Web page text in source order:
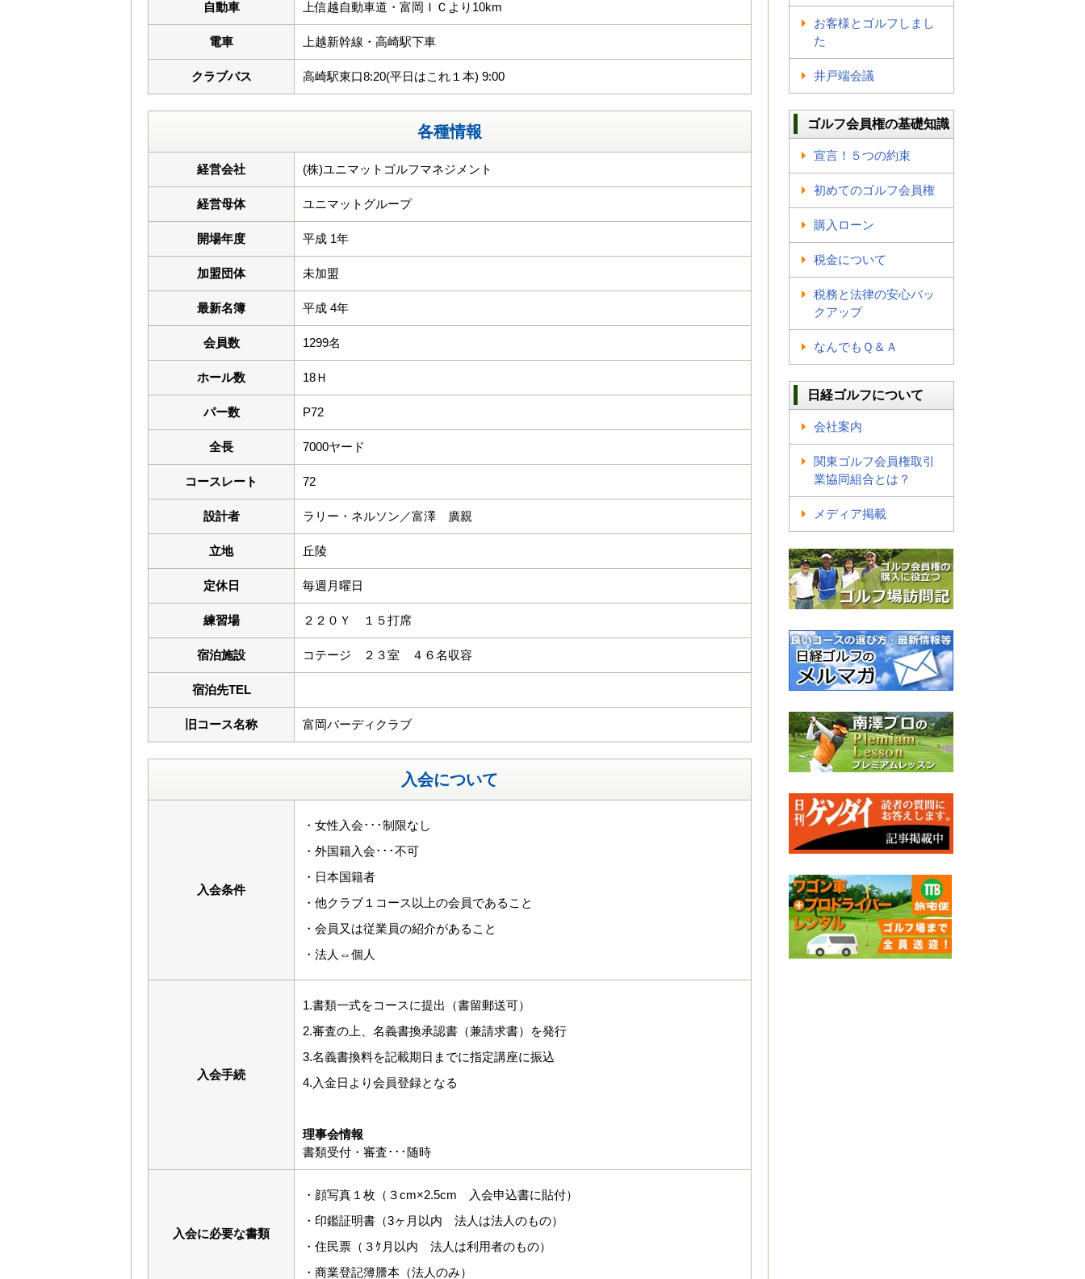
自動車 上信越自動車道・富岡ＩＣより10km
電車 上越新幹線・高崎駅下車
クラブバス 高崎駅東口8:20(平日はこれ１本) 9:00
各種情報
経営会社 (株)ユニマットゴルフマネジメント
経営母体 ユニマットグループ
開場年度 平成 1年
加盟団体 未加盟
最新名簿 平成 4年
会員数 1299名
ホール数 18Ｈ
パー数 P72
全長 7000ヤード
コースレート 72
設計者 ラリー・ネルソン／富澤 廣親
立地 丘陵
定休日 毎週月曜日
練習場 ２２０Ｙ １５打席
宿泊施設 コテージ ２３室 ４６名収容
宿泊先TEL
旧コース名称 富岡バーディクラブ
入会について
入会条件
・女性入会･･･制限なし
・外国籍入会･･･不可
・日本国籍者
・他クラブ１コース以上の会員であること
・会員又は従業員の紹介があること
・法人⇔個人
入会手続
1.書類一式をコースに提出（書留郵送可）
2.審査の上、名義書換承認書（兼請求書）を発行
3.名義書換料を記載期日までに指定講座に振込
4.入金日より会員登録となる
理事会情報
書類受付・審査･･･随時
入会に必要な書類
・顔写真１枚（３cm×2.5cm 入会申込書に貼付）
・印鑑証明書（3ヶ月以内 法人は法人のもの）
・住民票（３ｹ月以内 法人は利用者のもの）
・商業登記簿謄本（法人のみ）
お客様とゴルフしまし
た
井戸端会議
ゴルフ会員権の基礎知識
宣言！５つの約束
初めてのゴルフ会員権
購入ローン
税金について
税務と法律の安心バッ
クアップ
なんでもＱ＆Ａ
日経ゴルフについて
会社案内
関東ゴルフ会員権取引
業協同組合とは？
メディア掲載